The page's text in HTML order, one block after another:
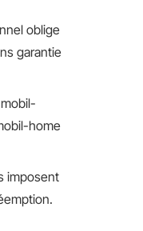
oblige
garantie
home
imposent